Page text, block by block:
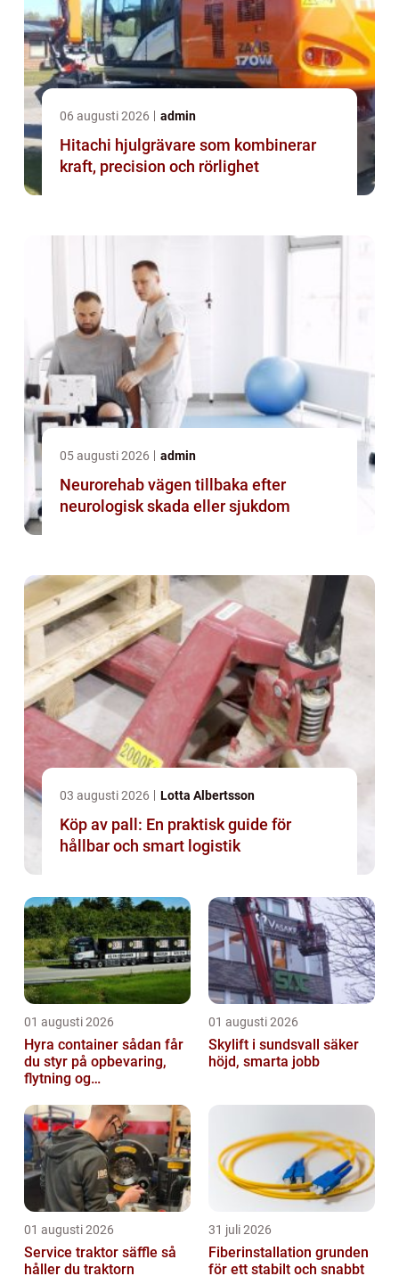
06 augusti 2026 admin
Hitachi hjulgrävare som kombinerar
kraft, precision och rörlighet
05 augusti 2026 admin
Neurorehab vägen tillbaka efter
neurologisk skada eller sjukdom
03 augusti 2026 Lotta Albertsson
Köp av pall: En praktisk guide för
hållbar och smart logistik
01 augusti 2026
Hyra container sådan får
du styr på opbevaring,
flytning og
01 augusti 2026
Skylift i sundsvall säker
höjd, smarta jobb
01 augusti 2026
Service traktor säffle så
håller du traktorn
31 juli 2026
Fiberinstallation grunden
för ett stabilt och snabbt